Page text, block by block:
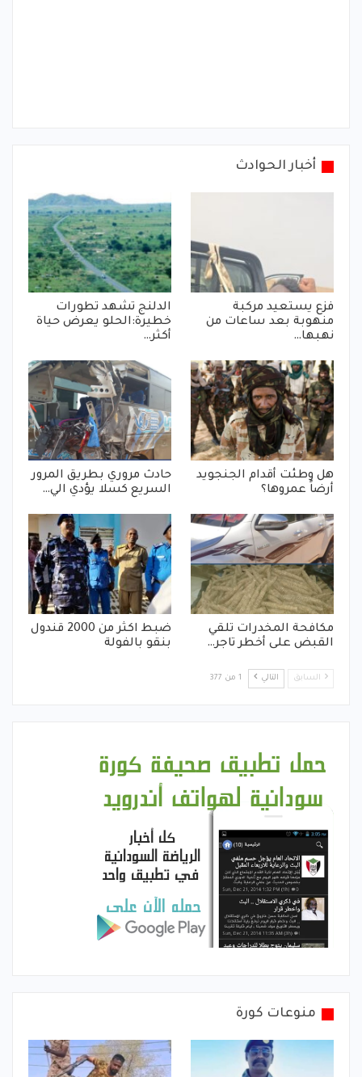
أخبار الحوادث
فزع يستعيد مركبة
منهوبة بعد ساعات من
نهبها…
الدلنج تشهد تطورات
خطيرة:الحلو يعرض حياة
أكثر…
هل وطئت أقدام الجنجويد
أرضاً عمروها؟
حادث مروري بطريق المرور
السريع كسلا يؤدي الي…
مكافحة المخدرات تلقي
القبض على أخطر تاجر…
ضبط اكثر من 2000 قندول
بنقو بالفولة
السابق التالي 1 من 377
منوعات كورة